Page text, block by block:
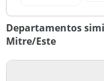
Departamentos
Mitre/Este